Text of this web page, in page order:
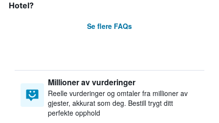
Hotel?
Se flere FAQs
Millioner av vurderinger
Reelle vurderinger og omtaler fra millioner av
gjester, akkurat som deg. Bestill trygt ditt
perfekte opphold